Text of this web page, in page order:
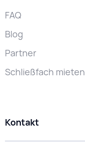
FAQ
Blog
Partner
Schließfach mieten
Kontakt